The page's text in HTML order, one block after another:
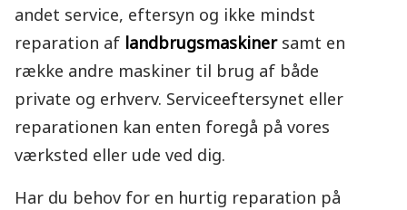
andet service, eftersyn og ikke mindst
reparation af landbrugsmaskinersamt en
række andre maskiner til brug af både
private og erhverv. Serviceeftersynet eller
reparationen kan enten foregå på vores
værksted eller ude ved dig.
Har du behov for en hurtig reparation på